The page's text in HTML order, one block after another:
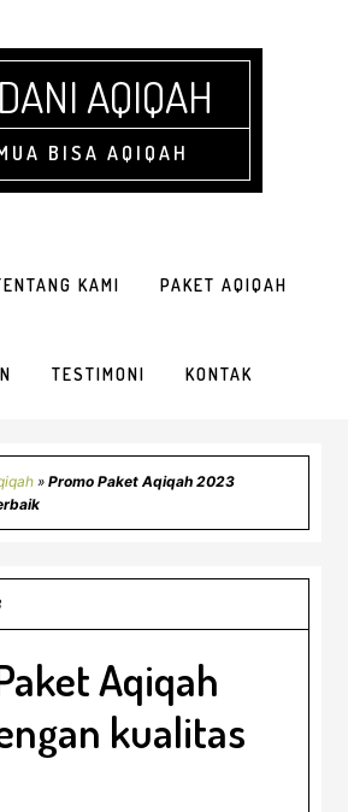
AQIQAH
BISA AQIQAH
KAMI PAKET AQIQAH
TESTIMONI KONTAK
»Promo Paket Aqiqah 2023
Aqiqah
kualitas